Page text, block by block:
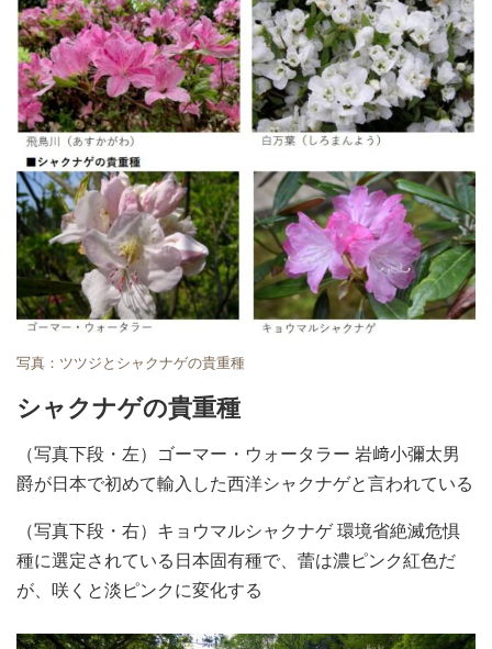
写真：ツツジとシャクナゲの貴重種
シャクナゲの貴重種
（写真下段・左）ゴーマー・ウォータラー 岩﨑小彌太男
爵が日本で初めて輸入した西洋シャクナゲと言われている
（写真下段・右）キョウマルシャクナゲ 環境省絶滅危惧
種に選定されている日本固有種で、蕾は濃ピンク紅色だ
が、咲くと淡ピンクに変化する